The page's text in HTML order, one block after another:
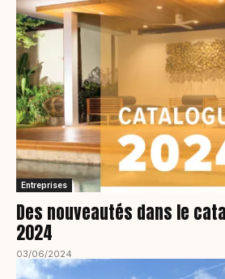
Entreprises
Des nouveautés dans le
2024
03/06/2024